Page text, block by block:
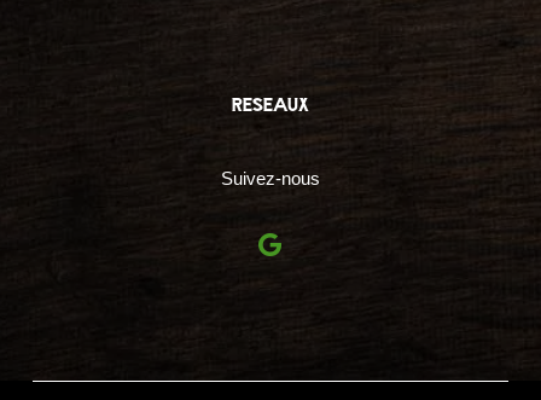
reseaux
Suivez-nous